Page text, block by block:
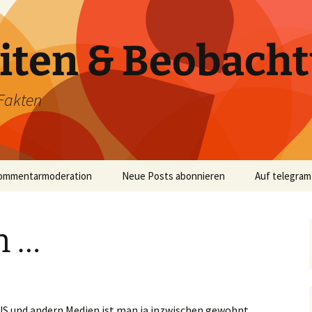
&
Neue Posts abonnieren Auf
…